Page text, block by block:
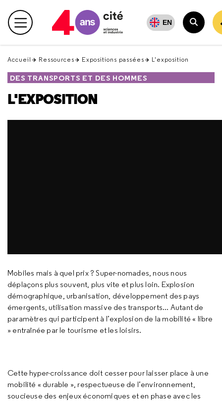
en
haut Menu principal EN
Accueil Ressources Expositions passées L'exposition
DES TRANSPORTS ET DES HOMMES
L'EXPOSITION
Mobiles mais à quel prix ? Super-nomades, nous nous
déplaçons plus souvent, plus vite et plus loin. Explosion
démographique, urbanisation, développement des pays
émergents, utilisation massive des transports... Autant de
paramètres qui participent à l’explosion de la mobilité « libre
» entraînée par le tourisme et les loisirs.
Cette hyper-croissance doit cesser pour laisser place à une
mobilité « durable », respectueuse de l’environnement,
soucieuse des enjeux économiques et en phase avec les